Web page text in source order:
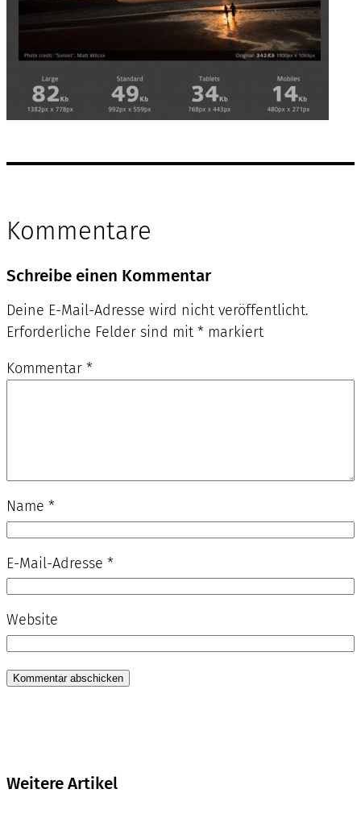
Kommentare
Schreibe einen Kommentar
Deine E-Mail-Adresse wird nicht veröffentlicht.
Erforderliche Felder sind mit * markiert
Kommentar *
Name *
E-Mail-Adresse *
Website
Weitere Artikel